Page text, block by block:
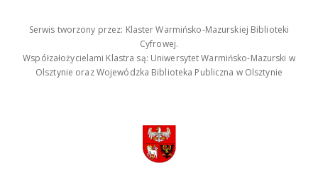
Serwis tworzony przez: Klaster Warmińsko-Mazurskiej Biblioteki
Cyfrowej.
Współzałożycielami Klastra są: Uniwersytet Warmińsko-Mazurski w
Olsztynie oraz Wojewódzka Biblioteka Publiczna w Olsztynie